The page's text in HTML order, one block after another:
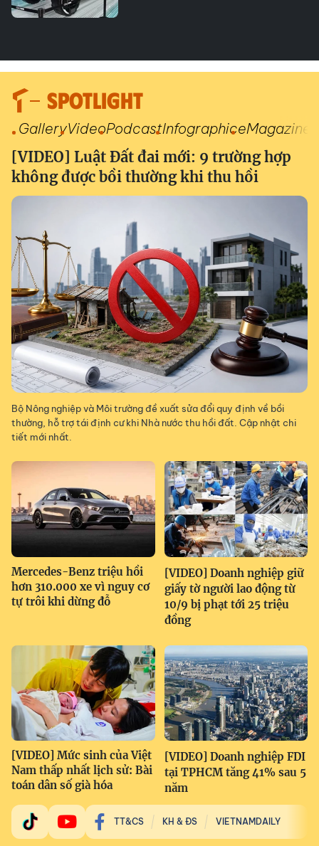
SPOTLIGHT
GalleryVideoPodcastInfographiceMagazine
[VIDEO] Luật Đất đai mới: 9 trường hợp
không được bồi thường khi thu hồi
Bộ Nông nghiệp và Môi trường đề xuất sửa đổi quy định về bồi
thường, hỗ trợ tái định cư khi Nhà nước thu hồi đất. Cập nhật chi
tiết mới nhất.
Mercedes-Benz triệu hồi
hơn 310.000 xe vì nguy cơ
tự trôi khi dừng đỗ
[VIDEO] Doanh nghiệp giữ
giấy tờ người lao động từ
10/9 bị phạt tới 25 triệu
đồng
[VIDEO] Mức sinh của Việt
Nam thấp nhất lịch sử: Bài
toán dân số già hóa
[VIDEO] Doanh nghiệp FDI
tại TPHCM tăng 41% sau 5
năm
TT&CS KH & ĐS VIETNAMDAILY